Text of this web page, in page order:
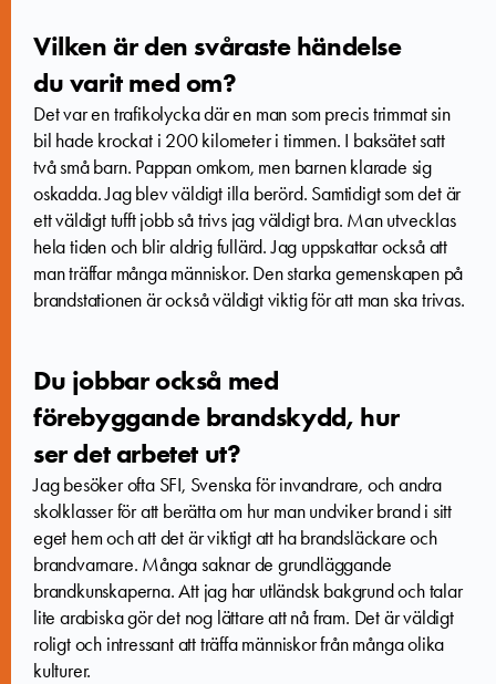
Vilken är den svåraste händelse
du varit med om?
Det var en trafikolycka där en man som precis trimmat sin
bil hade krockat i 200 kilometer i timmen. I baksätet satt
två små barn. Pappan omkom, men barnen klarade sig
oskadda. Jag blev väldigt illa berörd. Samtidigt som det är
ett väldigt tufft jobb så trivs jag väldigt bra. Man utvecklas
hela tiden och blir aldrig fullärd. Jag uppskattar också att
man träffar många människor. Den starka gemenskapen på
brandstationen är också väldigt viktig för att man ska trivas.
Du jobbar också med
förebyggande brandskydd, hur
ser det arbetet ut?
Jag besöker ofta SFI, Svenska för invandrare, och andra
skolklasser för att berätta om hur man undviker brand i sitt
eget hem och att det är viktigt att ha brandsläckare och
brandvarnare. Många saknar de grundläggande
brandkunskaperna. Att jag har utländsk bakgrund och talar
lite arabiska gör det nog lättare att nå fram. Det är väldigt
roligt och intressant att träffa människor från många olika
kulturer.